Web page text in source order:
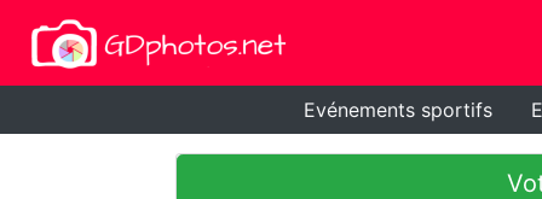
Evénements sportifs